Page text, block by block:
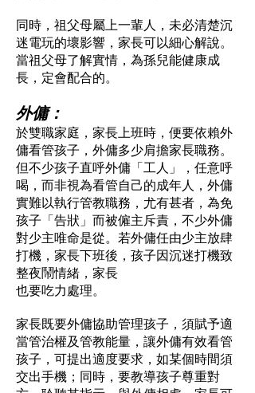
同時，祖父母屬上一輩人，未必清楚沉
迷電玩的壞影響，家長可以細心解說。
當祖父母了解實情，為孫兒能健康成
長，定會配合的。
外傭：
於雙職家庭，家長上班時，便要依賴外
傭看管孩子，外傭多少肩擔家長職務。
但不少孩子直呼外傭「工人」，任意呼
喝，而非視為看管自己的成年人，外傭
實難以執行管教職務，尤有甚者，為免
孩子「告狀」而被僱主斥責，不少外傭
對少主唯命是從。若外傭任由少主放肆
打機，家長下班後，孩子因沉迷打機致
整夜鬧情緒，家長
也要吃力處理。
家長既要外傭協助管理孩子，須賦予適
當管治權及管教能量，讓外傭有效看管
孩子，可提出適度要求，如某個時間須
交出手機；同時，要教導孩子尊重對